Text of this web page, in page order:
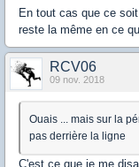
En tout cas que ce
reste la même en ce
RCV06
09 nov. 2018
Ouais ... mais sur la
pas derrière la ligne
C'est ce que je me